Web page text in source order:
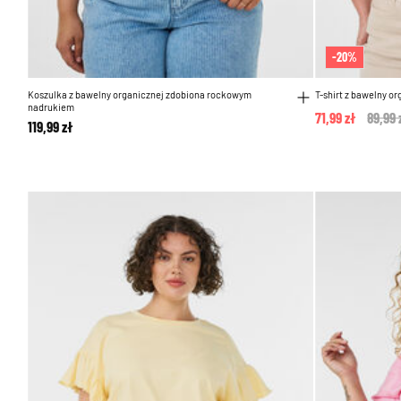
Koszulka z bawelny organicznej zdobiona rockowym
nadrukiem
119,99 zł
-20%
T-shirt z bawelny
Price
89,99
71,99 zł